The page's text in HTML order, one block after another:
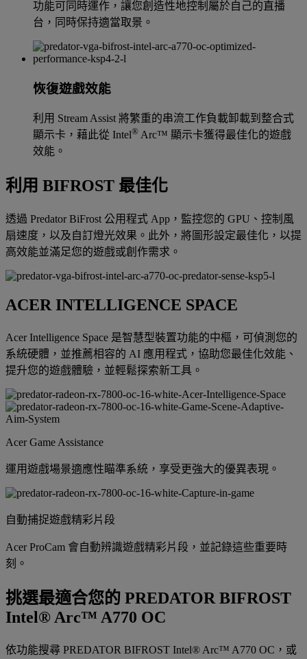
功能可同時運作，讓您創造性地控制屬於自己的直播
台，同時保持適當取景。
恢復遊戲效能
利用 Stream Assist 將繁重的串流工作負載卸載到整合式
顯示卡，藉此從 Intel® Arc™ 顯示卡獲得最佳化的遊戲
效能。
利用 BIFROST 最佳化
透過 Predator BiFrost 公用程式 App，監控您的 GPU、控制風
扇速度，以及自訂燈光效果。此外，將圖形設定最佳化，以提
高效能並滿足您的遊戲或創作需求。
ACER INTELLIGENCE SPACE
Acer Intelligence Space 是智慧型裝置功能的中樞，可偵測您的
系統硬體，並推薦相容的 AI 應用程式，協助您最佳化效能、
提升您的遊戲體驗，並輕鬆探索新工具。
Acer Game Assistance
運用遊戲場景適應性瞄準系統，享受更強大的優異表現。
自動捕捉遊戲精彩片段
Acer ProCam 會自動辨識遊戲精彩片段，並記錄這些重要時
刻。
挑選最適合您的 PREDATOR BIFROST
Intel® Arc™ A770 OC
依功能搜尋 PREDATOR BIFROST Intel® Arc™ A770 OC，或